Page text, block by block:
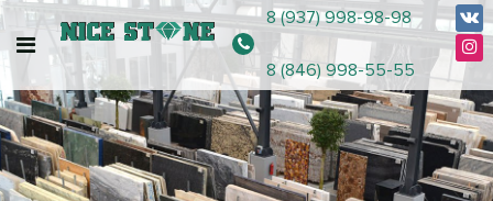
8 (937) 998-98-98
8 (846) 998-55-55